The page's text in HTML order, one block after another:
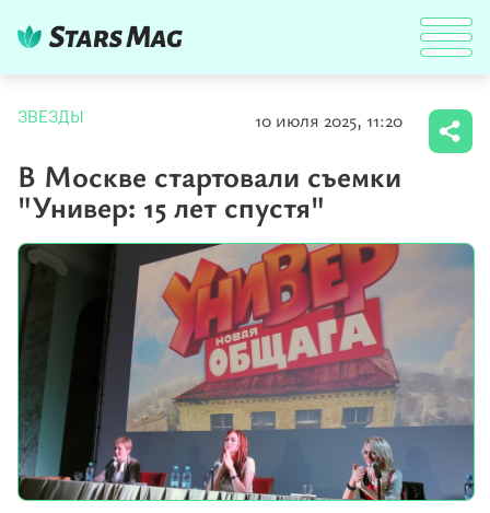
ЗВЕЗДЫ 10 июля 2025, 11:20
В Москве стартовали съемки
"Универ: 15 лет спустя"